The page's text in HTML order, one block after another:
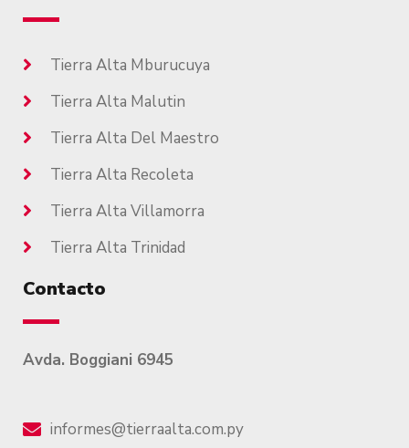
Tierra Alta Mburucuya
Tierra Alta Malutin
Tierra Alta Del Maestro
Tierra Alta Recoleta
Tierra Alta Villamorra
Tierra Alta Trinidad
Contacto
Avda. Boggiani 6945
informes@tierraalta.com.py